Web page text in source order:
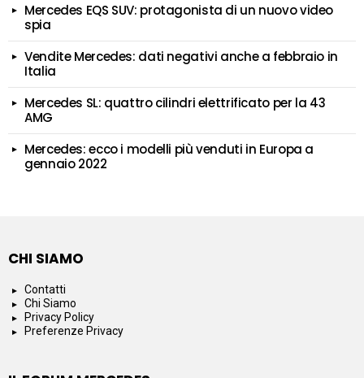
Mercedes EQS SUV: protagonista di un nuovo video
spia
Vendite Mercedes: dati negativi anche a febbraio in
Italia
Mercedes SL: quattro cilindri elettrificato per la 43
AMG
Mercedes: ecco i modelli più venduti in Europa a
gennaio 2022
CHI SIAMO
Contatti
Chi Siamo
Privacy Policy
Preferenze Privacy